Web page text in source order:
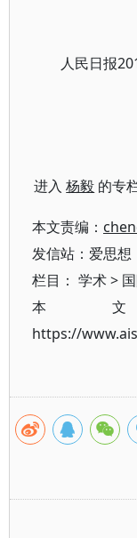
人民日报
进入杨毅 的专
本文责编：
发信站：爱思
栏目： 学术>
本
https://